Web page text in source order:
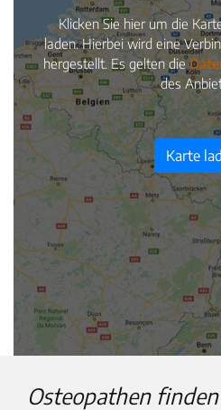
Klicken Sie hier um die
laden. Hierbei wird eine
hergestellt. Es gelten die
des
Karte
Osteopathen finden
Inhaltsseiten